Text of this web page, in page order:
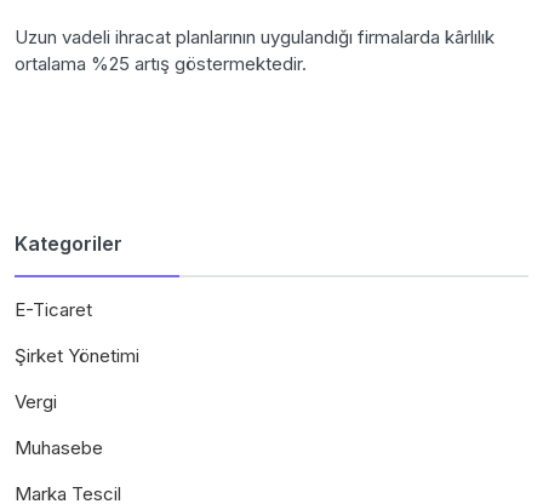
Uzun vadeli ihracat planlarının uygulandığı firmalarda kârlılık
ortalama %25 artış göstermektedir.
Kategoriler
E-Ticaret
Şirket Yönetimi
Vergi
Muhasebe
Marka Tescil